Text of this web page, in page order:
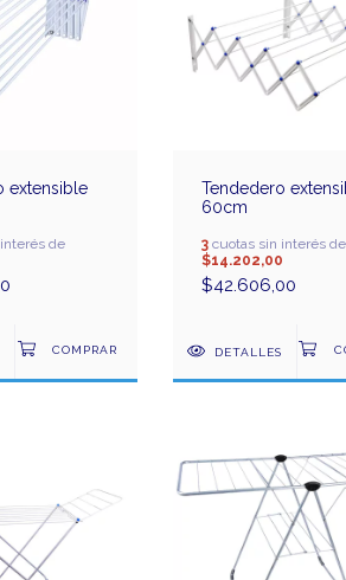
extensible
de
Tendedero
60cm
3 cuotas sin interés de
$14.202,00
$42.606,00
DETALLES